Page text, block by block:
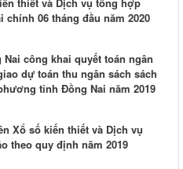
06 tháng đầu năm 2020
công khai quyết toán ngân
dự toán thu ngân sách sách
tỉnh Đồng Nai năm 2019
Xổ số kiến thiết và Dịch vụ
theo quy định năm 2019